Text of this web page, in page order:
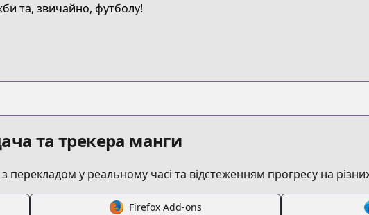
1-34?ref=search
та, звичайно, футболу!
та трекера манги
у реальному часі та відстеженням прогресу на
Firefox Add-ons